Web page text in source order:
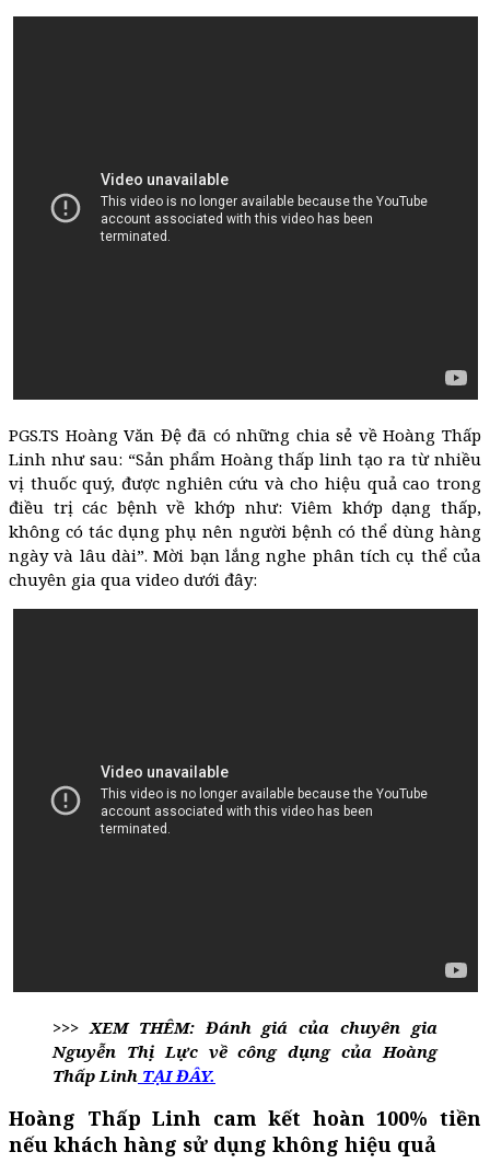
PGS.TS Hoàng Văn Đệ đã có những chia sẻ về Hoàng Thấp
Linh như sau: “Sản phẩm Hoàng thấp linh tạo ra từ nhiều
vị thuốc quý, được nghiên cứu và cho hiệu quả cao trong
điều trị các bệnh về khớp như: Viêm khớp dạng thấp,
không có tác dụng phụ nên người bệnh có thể dùng hàng
ngày và lâu dài”. Mời bạn lắng nghe phân tích cụ thể của
chuyên gia qua video dưới đây:
>>> XEM THÊM: Đánh giá của chuyên gia
Nguyễn Thị Lực về công dụng của Hoàng
Thấp Linh TẠI ĐÂY.
Hoàng Thấp Linh cam kết hoàn 100% tiền
nếu khách hàng sử dụng không hiệu quả